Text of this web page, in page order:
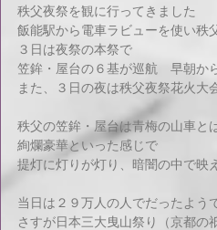
秩父夜祭を観に行ってきました
飯能駅から電車ラビューを使い秩
３日は夜祭の本祭で
笠鉾・屋台の６基が巡航　早朝か
また、３日の夜は秩父夜祭花火大
秩父の笠鉾・屋台は青梅の山車と
絢爛豪華といった感じで
提灯に灯りが灯り、暗闇の中で映
当日は２９万人の人でだったよう
さすが日本三大曳山祭り（京都の